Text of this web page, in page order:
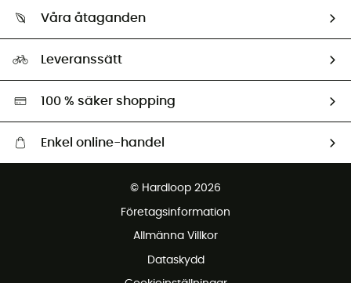
Retur & återbetalning
Ambassadörer
Våra åtaganden
Miljöanpassat urval
Leveranssätt
100 % säker shopping
Enkel online-handel
© Hardloop 2026
Företagsinformation
Allmänna Villkor
Dataskydd